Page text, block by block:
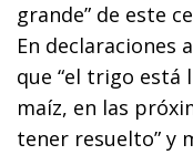
grande” de este
En declaraciones
que “el trigo está
maíz, en las
tener resuelto” y